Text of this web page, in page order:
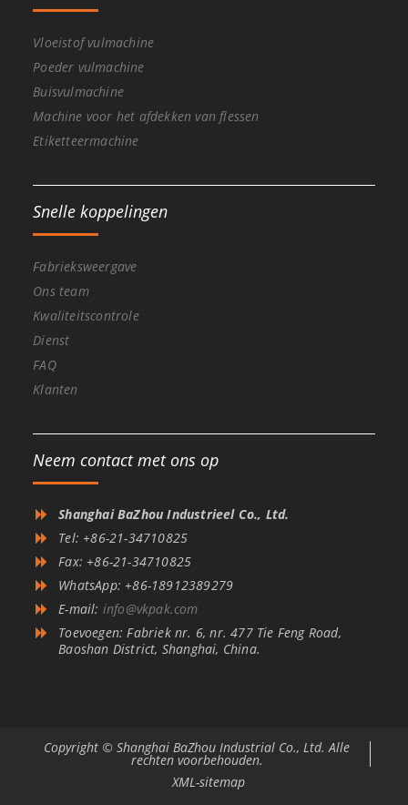
Vloeistof vulmachine
Poeder vulmachine
Buisvulmachine
Machine voor het afdekken van flessen
Etiketteermachine
Snelle koppelingen
Fabrieksweergave
Ons team
Kwaliteitscontrole
Dienst
FAQ
Klanten
Neem contact met ons op
Shanghai BaZhou Industrieel Co., Ltd.
Tel: +86-21-34710825
Fax: +86-21-34710825
WhatsApp: +86-18912389279
E-mail: info@vkpak.com
Toevoegen: Fabriek nr. 6, nr. 477 Tie Feng Road,
Baoshan District, Shanghai, China.
Copyright © Shanghai BaZhou Industrial Co., Ltd. Alle
rechten voorbehouden.
XML-sitemap